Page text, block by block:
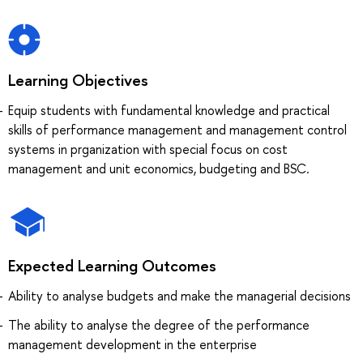
Learning Objectives
Equip students with fundamental knowledge and practical
skills of performance management and management control
systems in prganization with special focus on cost
management and unit economics, budgeting and BSC.
Expected Learning Outcomes
Ability to analyse budgets and make the managerial decisions
The ability to analyse the degree of the performance
management development in the enterprise